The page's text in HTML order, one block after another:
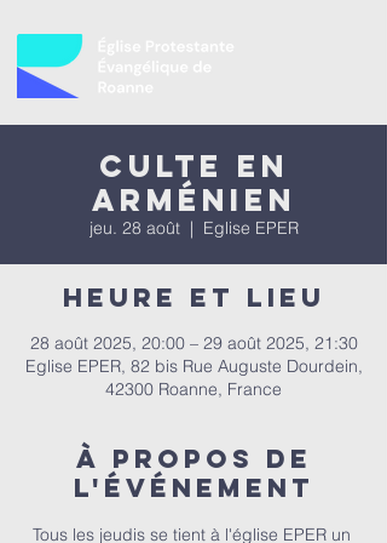
Culte en
Arménien
jeu. 28 août
  |
Eglise EPER
Heure et lieu
28 août 2025, 20:00 – 29 août 2025, 21:30
Eglise EPER, 82 bis Rue Auguste Dourdein,
42300 Roanne, France
À propos de
l'événement
Tous les jeudis se tient à l'église EPER un